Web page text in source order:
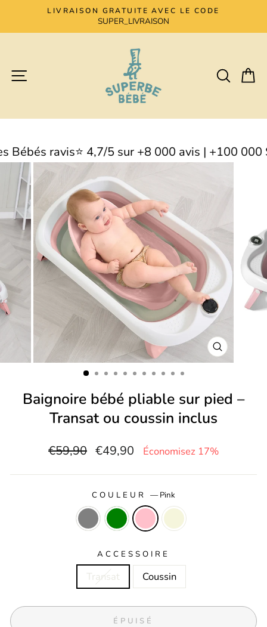
contenu
Diaporama
LIVRAISON GRATUITE AVEC LE CODE
SUPER_LIVRAISON
5 sur +8 000 avis | +100 000 Superbes Bébés
FERMER
(ESC)
Baignoire bébé pliable sur pied –
Transat ou coussin inclus
Prix
€59,90
Prix
€49,90 Économisez 17%
COULEUR —Pink
ACCESSOIRE
Transat Coussin
ÉPUISÉ